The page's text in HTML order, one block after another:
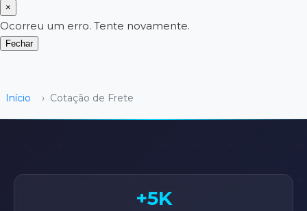
×
Ocorreu um erro. Tente novamente.
Fechar
Início › Cotação de Frete
+5K